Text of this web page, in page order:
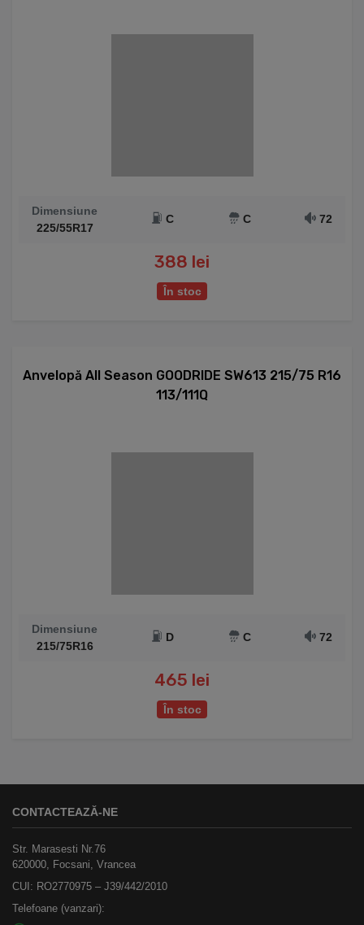
Dimensiune
225/55R17
C C 72
388 lei
În stoc
Anvelopă All Season GOODRIDE SW613 215/75 R16
113/111Q
Dimensiune
215/75R16
D C 72
465 lei
În stoc
CONTACTEAZĂ-NE
Str. Marasesti Nr.76
620000, Focsani, Vrancea
CUI: RO2770975 – J39/442/2010
Telefoane (vanzari):